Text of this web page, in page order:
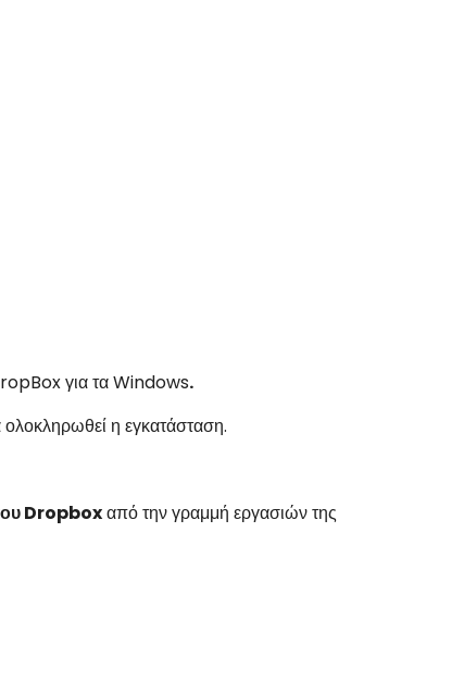
για ταWindows.
ολοκληρωθεί η εγκατάσταση.
Dropboxαπό την γραμμή εργασιών της